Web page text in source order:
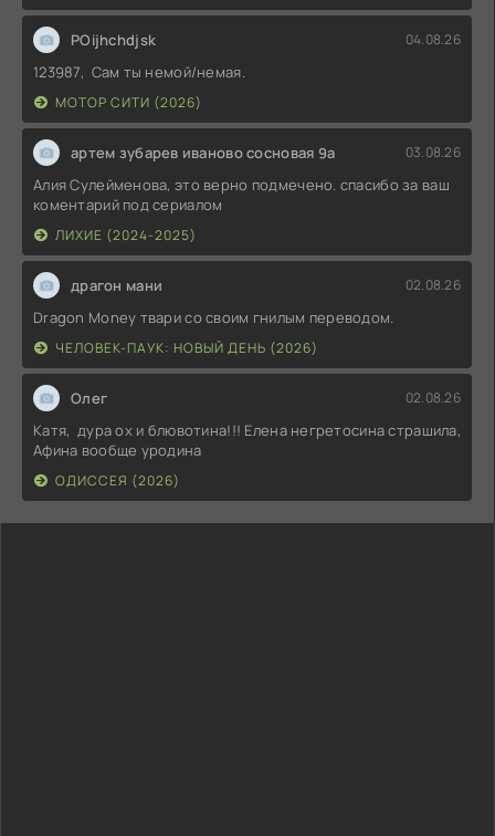
POijhchdjsk 04.08.26
123987, Сам ты немой/немая.
МОТОР СИТИ (2026)
артем зубарев иваново сосновая 9а 03.08.26
Алия Сулейменова, это верно подмечено. спасибо за ваш
коментарий под сериалом
ЛИХИЕ (2024-2025)
драгон мани 02.08.26
Dragon Money твари со своим гнилым переводом.
ЧЕЛОВЕК-ПАУК: НОВЫЙ ДЕНЬ (2026)
Олег 02.08.26
Катя, дура ох и блювотина!!! Елена негретосина страшила,
Афина вообще уродина
ОДИССЕЯ (2026)